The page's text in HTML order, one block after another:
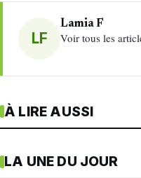
LF
Lamia F
Voir tous les
À LIRE AUSSI
LA UNE DU JOUR